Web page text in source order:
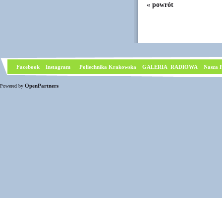
« powrót
Facebook Instagram Poliechnika Krakowska GALERIA RADIOWA Nasza
Powered by OpenPartners